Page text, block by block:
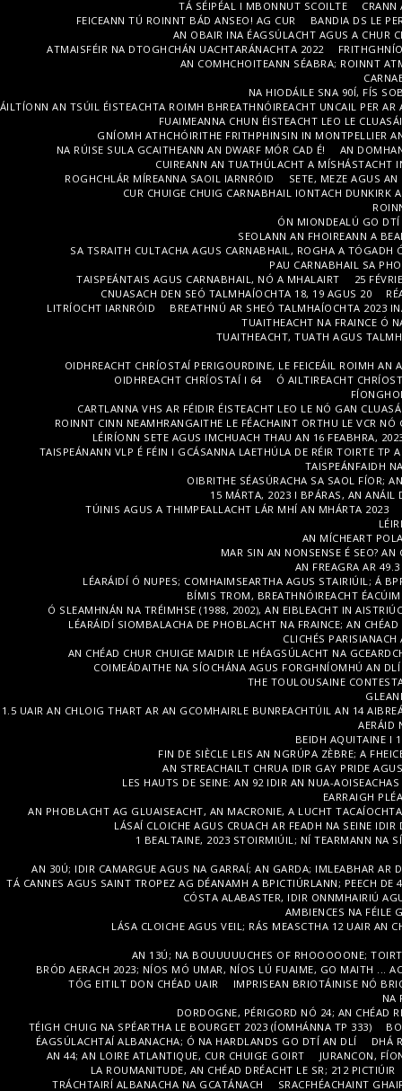
TÁ SÉIPÉAL I MBONNUT SCOILTE
CRANN
FEICEANN TÚ ROINNT BÁD ANSEO! AG CUR
BANDIA DS LE
AN OBAIR INA ÉAGSÚLACHT AGUS A CHUR
ATMAISFÉIR NA DTOGHCHÁN UACHTARÁNACHTA 2022
AN COMHCHOITEANN SÉABRA; ROINNT
NA HIODÁILE SNA 90Í, FÍS
AN TSÚIL ÉISTEACHTA ROIMH BHREATHNÓIREACHT UNCAIL PER
FUAIMEANNA CHUN ÉISTEACHT LEO LE
GNÍOMH ATHCHÓIRITHE FRITHPHINSIN IN MONTPELLIER
NA RÚISE SULA GCAITHEANN AN DWARF MÓR CAD É!
AN
CUIREANN AN TUATHÚLACHT A MÍSHÁSTACHT
ROGHCHLÁR MÍREANNA SAOIL IARNRÓID
SETE, MEZE AGUS
CUR CHUIGE CHUIG CARNABHAIL IONTACH DUNKIRK
ÓN MIONDEALÚ GO
SEOLANN AN FHOIREANN A
SA TSRAITH CULTACHA AGUS CARNABHAIL, ROGHA A TÓGADH
PAU CARNABHAIL SA
TAISPEÁNTAIS AGUS CARNABHAIL, NÓ A MHALAIRT
25
CNUASACH DEN SEÓ TALMHAÍOCHTA 18, 19 AGUS 20
LITRÍOCHT IARNRÓID
BREATHNÚ AR SHEÓ TALMHAÍOCHTA 2023
TUAITHEACHT NA FRAINCE Ó
TUAITHEACHT, TUATH AGUS
OIDHREACHT CHRÍOSTAÍ PERIGOURDINE, LE FEICEÁIL ROIMH
OIDHREACHT CHRÍOSTAÍ I 64
Ó AILTIREACHT
CARTLANNA VHS AR FÉIDIR ÉISTEACHT LEO LE NÓ GAN
ROINNT CINN NEAMHRANGAITHE LE FÉACHAINT ORTHU LE VCR NÓ
LÉIRÍONN SETE AGUS IMCHUACH THAU AN 16 FEABHRA,
TAISPEÁNANN VLP É FÉIN I GCÁSANNA LAETHÚLA DE RÉIR TOIRTE TP
TAISPEÁNFAIDH
OIBRITHE SÉASÚRACHA SA SAOL FÍOR;
15 MÁRTA, 2023 I BPÁRAS, AN ANÁIL
TÚINIS AGUS A THIMPEALLACHT LÁR MHÍ AN MHÁRTA 2023
AN MÍCHEART
MAR SIN AN NONSENSE É SEO?
AN FREAGRA AR
LÉARÁIDÍ Ó NUPES; COMHAIMSEARTHA AGUS STAIRIÚIL; Á
BÍMIS TROM, BREATHNÓIREACHT
Ó SLEAMHNÁN NA TRÉIMHSE (1988, 2002), AN EIBLEACHT IN
LÉARÁIDÍ SIOMBALACHA DE PHOBLACHT NA FRAINCE; AN
CLICHÉS
AN CHÉAD CHUR CHUIGE MAIDIR LE HÉAGSÚLACHT NA
COIMEÁDAITHE NA SÍOCHÁNA AGUS FORGHNÍOMHÚ AN
THE TOULOUSAINE
1.5 UAIR AN CHLOIG THART AR AN GCOMHAIRLE BUNREACHTÚIL AN 14
AERÁID
BEIDH AQUITAINE I
FIN DE SIÈCLE LEIS AN NGRÚPA ZÈBRE; A
AN STREACHAILT CHRUA IDIR GAY PRIDE
LES HAUTS DE SEINE: AN 92 IDIR AN NUA-
EARRAIGH
AN PHOBLACHT AG GLUAISEACHT, AN MACRONIE, A LUCHT
LÁSAÍ CLOICHE AGUS CRUACH AR FEADH NA SEINE
1 BEALTAINE, 2023 STOIRMIÚIL; NÍ TEARMANN NA
AN 30Ú; IDIR CAMARGUE AGUS NA GARRAÍ; AN GARDA; IMLEABHAR AR
TÁ CANNES AGUS SAINT TROPEZ AG DÉANAMH A BPICTIÚRLANN; PEECH
CÓSTA ALABASTER, IDIR ONNMHAIRIÚ
AMBIENCES NA FÉILE
LÁSA CLOICHE AGUS VEIL; RÁS MEASCTHA 12 UAIR
AN 13Ú; NA BOUUUUUCHES OF RHOOOOONE;
BRÓD AERACH 2023; NÍOS MÓ UMAR, NÍOS LÚ FUAIME, GO MAITH ...
TÓG EITILT DON CHÉAD UAIR
IMPRISEAN BRIOTÁINISE NÓ
NA
DORDOGNE, PÉRIGORD NÓ 24; AN CHÉAD
TÉIGH CHUIG NA SPÉARTHA LE BOURGET 2023 (ÍOMHÁNNA TP 333)
ÉAGSÚLACHTAÍ ALBANACHA; Ó NA HARDLANDS GO DTÍ AN DLÍ
DHÁ
AN 44; AN LOIRE ATLANTIQUE, CUR CHUIGE GOIRT
JURANCON,
LA ROUMANITUDE, AN CHÉAD DRÉACHT LE SR; 212 PICTIÚIR
TRÁCHTAIRÍ ALBANACHA NA GCATÁNACH
SRACFHÉACHAINT